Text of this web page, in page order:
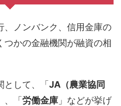
、ノンバンク、信用金庫の
つかの金融機関が融資の相
して、「 JA（農業協同
、「 労働金庫 」などが挙げ